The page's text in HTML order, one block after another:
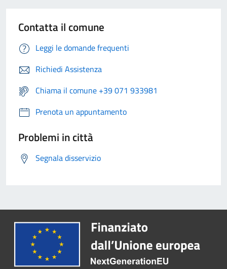
Contatta il comune
Leggi le domande frequenti
Richiedi Assistenza
Chiama il comune +39 071 933981
Prenota un appuntamento
Problemi in città
Segnala disservizio